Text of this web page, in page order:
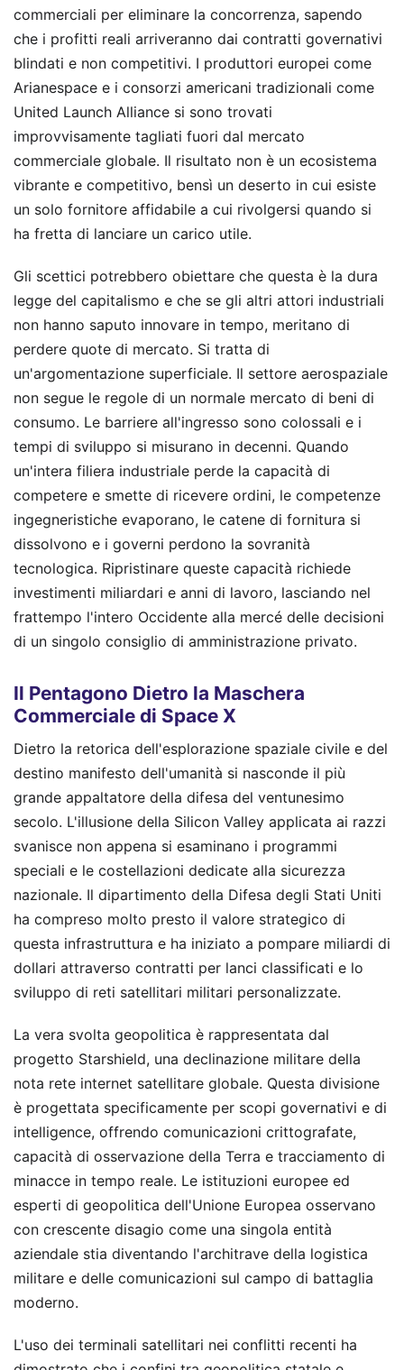
commerciali per eliminare la concorrenza, sapendo
che i profitti reali arriveranno dai contratti governativi
blindati e non competitivi. I produttori europei come
Arianespace e i consorzi americani tradizionali come
United Launch Alliance si sono trovati
improvvisamente tagliati fuori dal mercato
commerciale globale. Il risultato non è un ecosistema
vibrante e competitivo, bensì un deserto in cui esiste
un solo fornitore affidabile a cui rivolgersi quando si
ha fretta di lanciare un carico utile.
Gli scettici potrebbero obiettare che questa è la dura
legge del capitalismo e che se gli altri attori industriali
non hanno saputo innovare in tempo, meritano di
perdere quote di mercato. Si tratta di
un'argomentazione superficiale. Il settore aerospaziale
non segue le regole di un normale mercato di beni di
consumo. Le barriere all'ingresso sono colossali e i
tempi di sviluppo si misurano in decenni. Quando
un'intera filiera industriale perde la capacità di
competere e smette di ricevere ordini, le competenze
ingegneristiche evaporano, le catene di fornitura si
dissolvono e i governi perdono la sovranità
tecnologica. Ripristinare queste capacità richiede
investimenti miliardari e anni di lavoro, lasciando nel
frattempo l'intero Occidente alla mercé delle decisioni
di un singolo consiglio di amministrazione privato.
Il Pentagono Dietro la Maschera
Commerciale di Space X
Dietro la retorica dell'esplorazione spaziale civile e del
destino manifesto dell'umanità si nasconde il più
grande appaltatore della difesa del ventunesimo
secolo. L'illusione della Silicon Valley applicata ai razzi
svanisce non appena si esaminano i programmi
speciali e le costellazioni dedicate alla sicurezza
nazionale. Il dipartimento della Difesa degli Stati Uniti
ha compreso molto presto il valore strategico di
questa infrastruttura e ha iniziato a pompare miliardi di
dollari attraverso contratti per lanci classificati e lo
sviluppo di reti satellitari militari personalizzate.
La vera svolta geopolitica è rappresentata dal
progetto Starshield, una declinazione militare della
nota rete internet satellitare globale. Questa divisione
è progettata specificamente per scopi governativi e di
intelligence, offrendo comunicazioni crittografate,
capacità di osservazione della Terra e tracciamento di
minacce in tempo reale. Le istituzioni europee ed
esperti di geopolitica dell'Unione Europea osservano
con crescente disagio come una singola entità
aziendale stia diventando l'architrave della logistica
militare e delle comunicazioni sul campo di battaglia
moderno.
L'uso dei terminali satellitari nei conflitti recenti ha